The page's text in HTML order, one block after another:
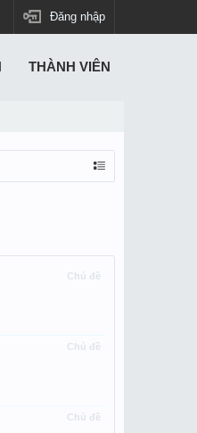
Đăng nhập
Chủ đề
Chủ đề
Chủ đề
THÀNH VIÊN